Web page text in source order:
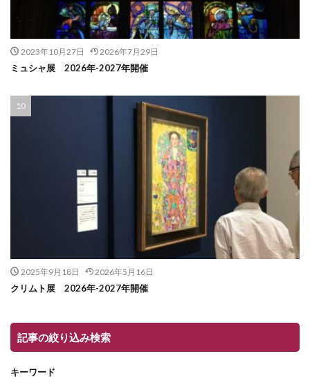
2023年10月27日 2026年7月29日
ミュシャ展 2026年-2027年開催
2025年9月18日 2026年5月16日
クリムト展 2026年-2027年開催
記事の絞り込み検索
キーワード